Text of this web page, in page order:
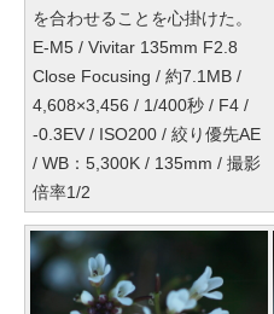
を合わせることを心掛けた。
E-M5 / Vivitar 135mm F2.8
Close Focusing / 約7.1MB /
4,608×3,456 / 1/400秒 / F4 /
-0.3EV / ISO200 / 絞り優先AE
/ WB：5,300K / 135mm / 撮影
倍率1/2